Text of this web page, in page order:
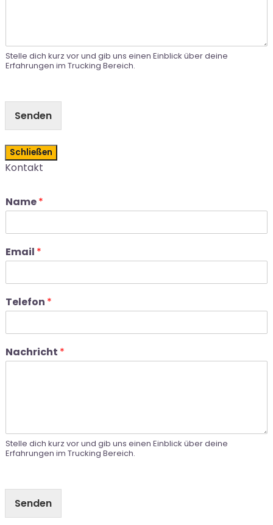
Stelle dich kurz vor und gib uns einen Einblick über deine
Erfahrungen im Trucking Bereich.
Senden
Schließen
Kontakt
Name*
Email *
Telefon *
Nachricht *
Stelle dich kurz vor und gib uns einen Einblick über deine
Erfahrungen im Trucking Bereich.
Senden